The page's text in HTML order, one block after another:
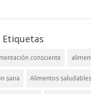
Etiquetas
consciente
sana Alimentos saludables